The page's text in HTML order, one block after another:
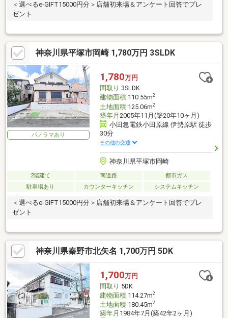
＜選べるe-GIFT15000円分＞店舗初来場＆アンケート回答でプレ
ゼント
神奈川県平塚市岡崎 1,780万円 3SLDK
パノラマあり
1,780万円
間取り 3SLDK
建物面積110.55m2
土地面積125.06m2
築年月 2005年11月(築20年10ヶ月)
小田急電鉄小田原線 伊勢原駅 徒歩
30分
その他の交通
神奈川県平塚市岡崎
2階建て 南道路
都市ガス
駐車場あり
カウンターキッチン システムキッチン
＜選べるe-GIFT15000円分＞店舗初来場＆アンケート回答でプレ
ゼント
神奈川県秦野市北矢名 1,700万円 5DK
1,700万円
間取り 5DK
建物面積114.27m2
土地面積180.45m2
築年月 1984年7月(築42年2ヶ月)